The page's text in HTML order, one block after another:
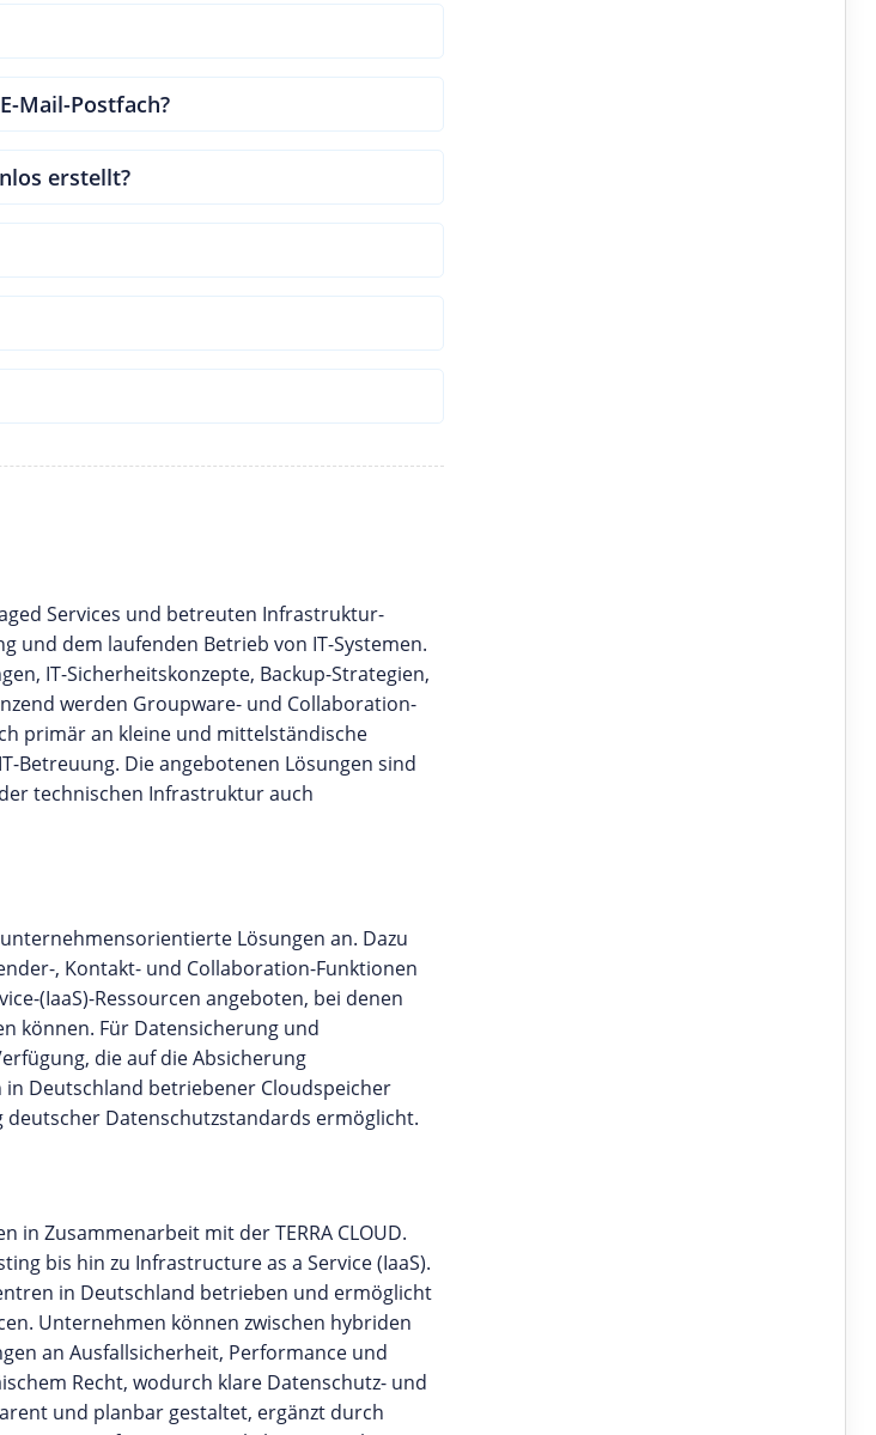
Mail-Postfach?
erstellt?
Services und betreuten Infrastruktur­
und dem laufenden Betrieb von IT-Systemen.
IT-Sicherheitskonzepte, Backup-Strategien,
werden Groupware- und Collaboration-
primär an kleine und mittelständische
Betreuung. Die angebotenen Lösungen sind
technischen Infrastruktur auch
Lösungen an. Dazu
, Kontakt- und Collaboration-Funktionen
(IaaS)-Ressourcen angeboten, bei denen
können. Für Datensicherung und
die auf die Absicherung
Deutschland betriebener Cloudspeicher
Datenschutzstandards ermöglicht.
in Zusammenarbeit mit der TERRA CLOUD.
bis hin zu Infrastructure as a Service (IaaS).
in Deutschland betrieben und ermöglicht
Unternehmen können zwischen hybriden
an Ausfallsicherheit, Performance und
Recht, wodurch klare Datenschutz- und
und planbar gestaltet, ergänzt durch